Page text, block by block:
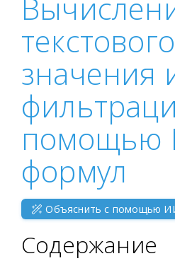
текстового
значения
помощью
формул
Объяснить с помощью
Содержание